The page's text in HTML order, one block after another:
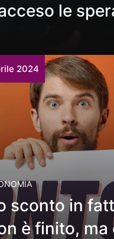
le
2024
sconto in
è finito, ma